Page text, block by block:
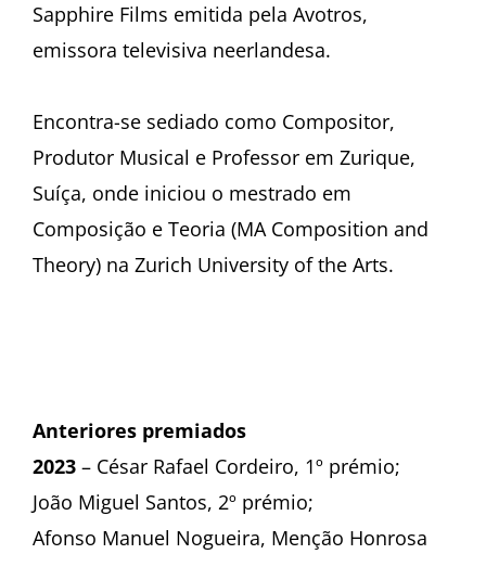
Sapphire Films emitida pela Avotros,
emissora televisiva neerlandesa.
Encontra-se sediado como Compositor,
Produtor Musical e Professor em Zurique,
Suíça, onde iniciou o mestrado em
Composição e Teoria (MA Composition and
Theory) na Zurich University of the Arts.
Anteriores premiados
2023 – César Rafael Cordeiro, 1º prémio;
João Miguel Santos, 2º prémio;
Afonso Manuel Nogueira, Menção Honrosa